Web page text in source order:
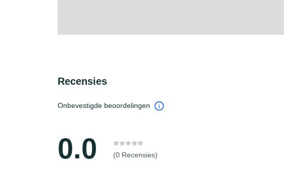
Recensies
Onbevestigde beoordelingen
0.0 (0 Recensies)